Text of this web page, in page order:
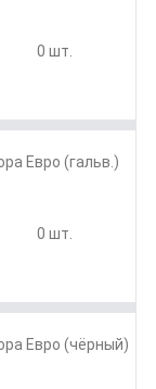
0 шт.
Евро (гальв.)
0 шт.
Евро (чёрный)